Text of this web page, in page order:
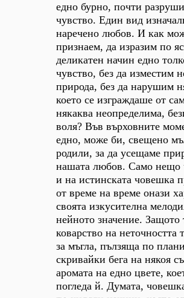
едно бурно, почти
чувство. Един вид
наречено любов. И как
признаем, да изразим по
деликатен начин едно
чувство, без да изместим
природа, без да нарушим
което се изграждаше от
някаква неопределима,
воля? Във върховните
едно, може би, свещено
родили, за да усещаме
нашата любов. Само нещо
и на истинската човешка
от време на време онази
своята изкусителна
нейното значение. Защото
коварство на неточността
за мъгла, пълзяща по
скривайки бега на някоя
аромата на едно цвете,
погледа й. Думата,